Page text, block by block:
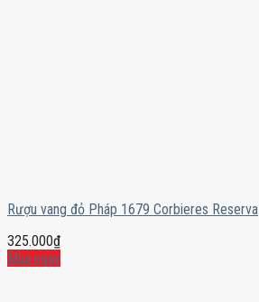
Rượu vang đỏ Pháp 1679 Corbieres Reserva
325.000₫
Mua ngay